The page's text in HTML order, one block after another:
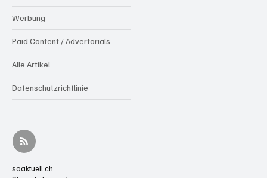
Werbung
Paid Content / Advertorials
Alle Artikel
Datenschutzrichtlinie
soaktuell.ch